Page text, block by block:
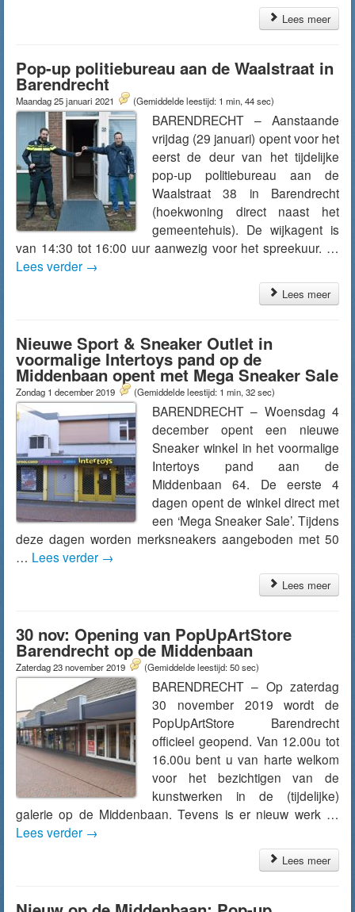
Lees meer
Pop-up politiebureau aan de Waalstraat in
Barendrecht
Maandag 25 januari 2021 (Gemiddelde leestijd: 1 min, 44 sec)
BARENDRECHT – Aanstaande
vrijdag (29 januari) opent voor het
eerst de deur van het tijdelijke
pop-up politiebureau aan de
Waalstraat 38 in Barendrecht
(hoekwoning direct naast het
gemeentehuis). De wijkagent is
van 14:30 tot 16:00 uur aanwezig voor het spreekuur. …
Lees verder →
Lees meer
Nieuwe Sport & Sneaker Outlet in
voormalige Intertoys pand op de
Middenbaan opent met Mega Sneaker Sale
Zondag 1 december 2019 (Gemiddelde leestijd: 1 min, 32 sec)
BARENDRECHT – Woensdag 4
december opent een nieuwe
Sneaker winkel in het voormalige
Intertoys pand aan de
Middenbaan 64. De eerste 4
dagen opent de winkel direct met
een ‘Mega Sneaker Sale’. Tijdens
deze dagen worden merksneakers aangeboden met 50
… Lees verder →
Lees meer
30 nov: Opening van PopUpArtStore
Barendrecht op de Middenbaan
Zaterdag 23 november 2019 (Gemiddelde leestijd: 50 sec)
BARENDRECHT – Op zaterdag
30 november 2019 wordt de
PopUpArtStore Barendrecht
officieel geopend. Van 12.00u tot
16.00u bent u van harte welkom
voor het bezichtigen van de
kunstwerken in de (tijdelijke)
galerie op de Middenbaan. Tevens is er nieuw werk …
Lees verder →
Lees meer